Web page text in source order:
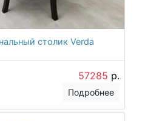
столик Verda
57285 р.
Подробнее